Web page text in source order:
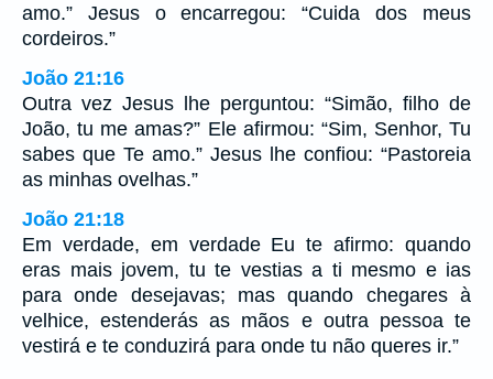
amo.” Jesus o encarregou: “Cuida dos meus
cordeiros.”
João 21:16
Outra vez Jesus lhe perguntou: “Simão, filho de
João, tu me amas?” Ele afirmou: “Sim, Senhor, Tu
sabes que Te amo.” Jesus lhe confiou: “Pastoreia
as minhas ovelhas.”
João 21:18
Em verdade, em verdade Eu te afirmo: quando
eras mais jovem, tu te vestias a ti mesmo e ias
para onde desejavas; mas quando chegares à
velhice, estenderás as mãos e outra pessoa te
vestirá e te conduzirá para onde tu não queres ir.”